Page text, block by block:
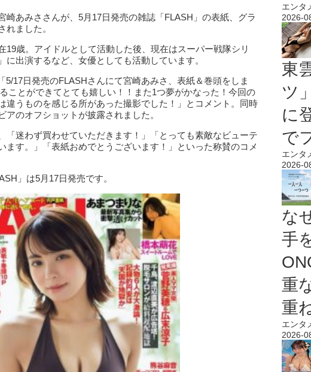
崎あみささんが、5月17日発売の雑誌「FLASH」の表紙、グラ
れました。
19歳。アイドルとして活動した後、現在はスーパー戦隊シリ
出演するなど、女優としても活動しています。
5/17日発売のFLASHさんにて宮崎あみさ、表紙＆巻頭をしま
ことができてとても嬉しい！！また1つ夢がかなった！今回の
違うものを感じる所があった撮影でした！」とコメント。同時
のオフショットが披露されました。
「迷わず買わせていただきます！」「とっても素敵なビューテ
ます。」「表紙おめでとうございます！」といった称賛のコメ
」は5月17日発売です。
エンタ
2026-
東
ツ
に
で
エンタ
2026-
な
手
重
重
エンタ
2026-